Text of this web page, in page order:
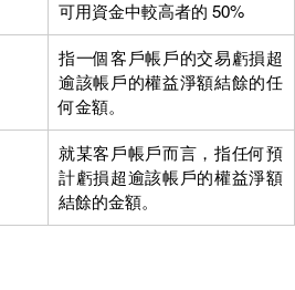
可用資金中較高者的 50%
指一個客戶帳戶的交易虧損超
逾該帳戶的權益淨額結餘的任
何金額。
就某客戶帳戶而言，指任何預
計虧損超逾該帳戶的權益淨額
結餘的金額。